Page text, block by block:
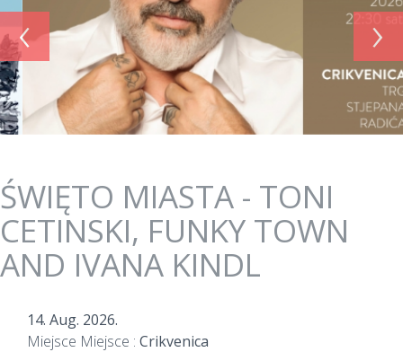
‹ ›
ŚWIĘTO MIASTA - TONI
CETINSKI, FUNKY TOWN
AND IVANA KINDL
14. Aug. 2026.
Miejsce Miejsce : Crikvenica